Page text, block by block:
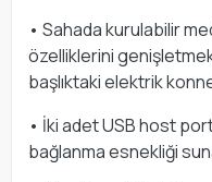
• Sahada kurulabilir
özelliklerini genişletmek
başlıktaki elektrik
• İki adet USB host
bağlanma esnekliği